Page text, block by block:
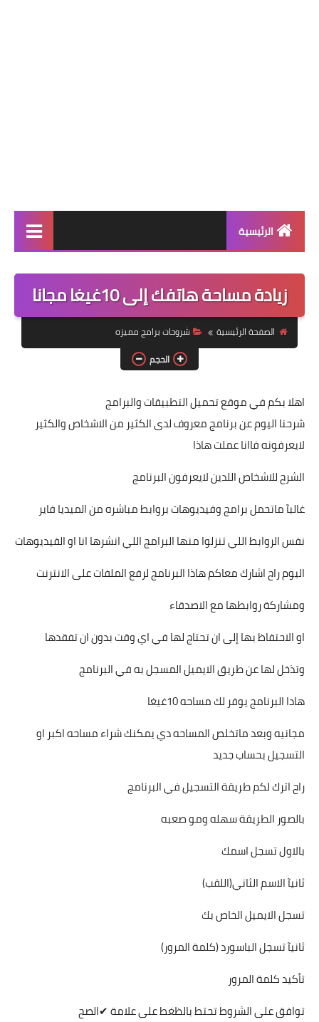
الرئيسية
شروحات برامج مميزة
لغات برمجة
واتساب
زيادة مساحة هاتفك إلى 10غيغا مجانا
الصفحة الرئيسية
شروحات برامج مميزه
الحجم
اهلا بكم في موقع تحميل التطبيقات والبرامج
شرحنا اليوم عن برنامج معروف لدى الكثير من الاشخاص والكثير
لايعرفونه فاانا عملت هاذا
الشرح للاشخاص اللدين لايعرفون البرنامج
غالبآ ماتحمل برامج وفيديوهات بروابط مباشره من الميديا فاير
نفس الروابط اللي تنزلوا منها البرامج اللي انشرها انا او الفيديوهات
اليوم راح اشارك معاكم هاذا البرنامج لرفع الملفات على الانترنت
ومشاركة روابطها مع الاصدقاء
او الاحتفاظ بها إلى ان تحتاج لها في اي وقت بدون ان تفقدها
وتذخل لها عن طريق الايميل المسجل به في البرنامج
هادا البرنامج يوفر لك مساحه 10غيغا
مجانيه وبعد ماتخلص المساحه دي يمكنك شراء مساحه اكبر او
التسجيل بحساب جديد
راح اترك لكم طريقة التسجيل في البرنامج
بالصور الطريقة سهله ومو صعبه
بالاول تسجل اسمك
ثانيآ الاسم الثاني(اللقب)
تسجل الايميل الخاص بك
ثانيآ تسجل الباسورد (كلمة المرور)
تأكيد كلمة المرور
توافق على الشروط تحتط بالظغط على علامة ✔الصح